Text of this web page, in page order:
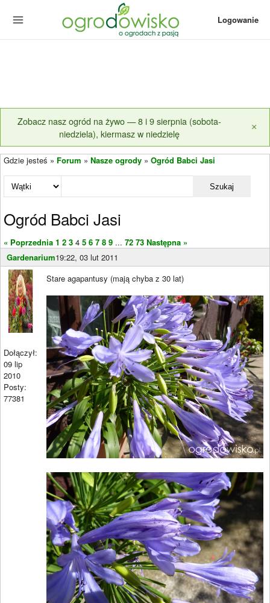
Logowanie
Zobacz nasz ogród na żywo — 8 i 9 sierpnia (sobota-
niedziela), kiermasz w niedzielę
×
Gdzie jesteś » Forum » Nasze ogrody » Ogród Babci Jasi
Szukaj
Ogród Babci Jasi
« Poprzednia 1 2 3 4 5 6 7 8 9 ... 72 73 Następna »
Gardenarium19:22, 03 lut 2011
Dołączył:
09 lip
2010
Posty:
77381
Stare agapantusy (mają chyba z 30 lat)